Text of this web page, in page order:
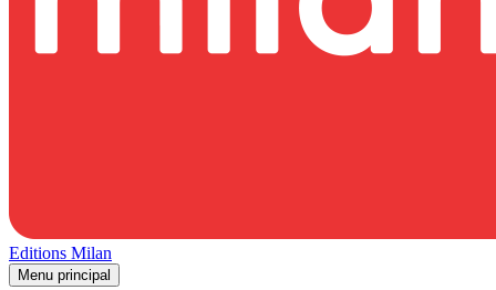
Editions Milan
Menu principal